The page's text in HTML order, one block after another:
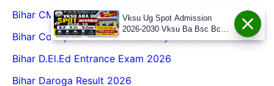
Bihar CM Kanya Utthan Yojana
Bihar Co-Operative Bank Vacancy 2025
Bihar D.El.Ed Entrance Exam 2026
Bihar Daroga Result 2026
Vksu Ug Spot Admission
2026-2030 Vksu Ba Bsc Bcom
Spot Admission 2026-30